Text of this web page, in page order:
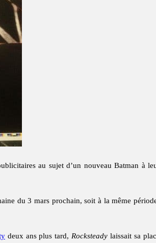
au sujet d’un nouveau Batman à
du 3 mars prochain, soit à la même
deux ans plus tard, Rocksteady laissait sa